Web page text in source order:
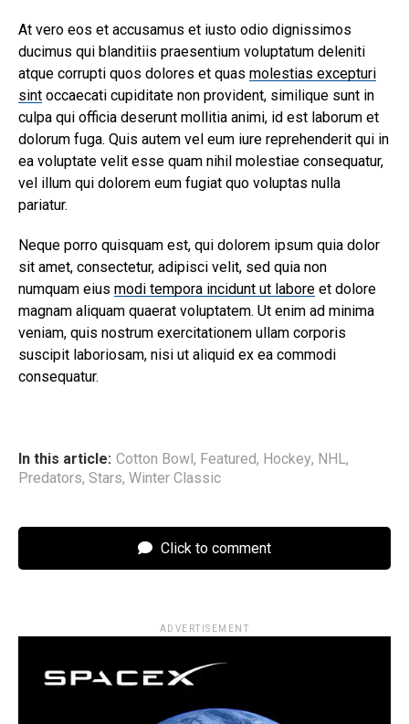
At vero eos et accusamus et iusto odio dignissimos
ducimus qui blanditiis praesentium voluptatum deleniti
atque corrupti quos dolores et quas molestias excepturi
sint occaecati cupiditate non provident, similique sunt in
culpa qui officia deserunt mollitia animi, id est laborum et
dolorum fuga. Quis autem vel eum iure reprehenderit qui in
ea voluptate velit esse quam nihil molestiae consequatur,
vel illum qui dolorem eum fugiat quo voluptas nulla
pariatur.
Neque porro quisquam est, qui dolorem ipsum quia dolor
sit amet, consectetur, adipisci velit, sed quia non
numquam eius modi tempora incidunt ut labore et dolore
magnam aliquam quaerat voluptatem. Ut enim ad minima
veniam, quis nostrum exercitationem ullam corporis
suscipit laboriosam, nisi ut aliquid ex ea commodi
consequatur.
In this article: Cotton Bowl , Featured, Hockey, NHL,
Predators, Stars, Winter Classic
Click to comment
ADVERTISEMENT